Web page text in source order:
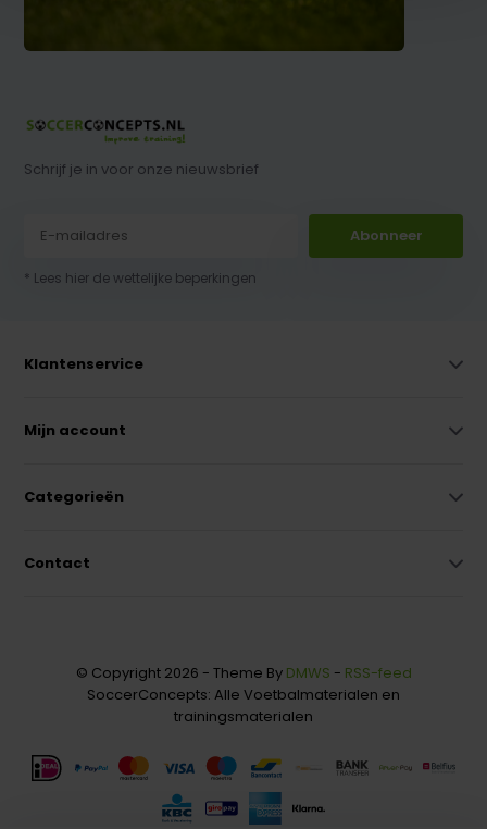
Schrijf je in voor onze nieuwsbrief
Abonneer
* Lees hier de wettelijke beperkingen
Klantenservice
Mijn account
Categorieën
Contact
© Copyright 2026 - Theme By DMWS - RSS-feed
SoccerConcepts: Alle Voetbalmaterialen en
trainingsmaterialen